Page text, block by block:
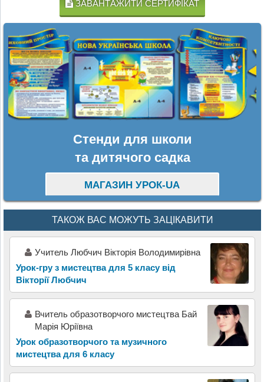
ЗАВАНТАЖИТИ СЕРТИФІКАТ
Стенди для школи
та дитячого садка
МАГАЗИН УРОК-UA
ТАКОЖ ВАС МОЖУТЬ ЗАЦІКАВИТИ
Учитель Любчич Вікторія Володимирівна
Урок-гру з мистецтва для 5 класу від
Вікторії Любчич
Вчитель образотворчого мистецтва Бай
Марія Юріївна
Урок образотворчого та музичного
мистецтва для 6 класу